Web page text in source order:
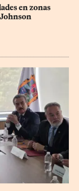
en zonas